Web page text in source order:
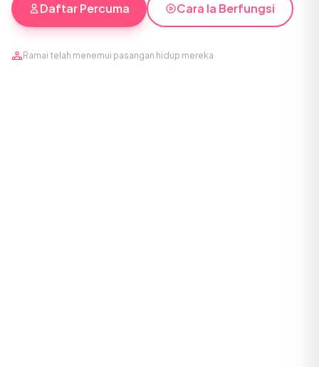
Daftar Percuma Cara Ia Berfungsi
Ramai telah menemui pasangan hidup mereka